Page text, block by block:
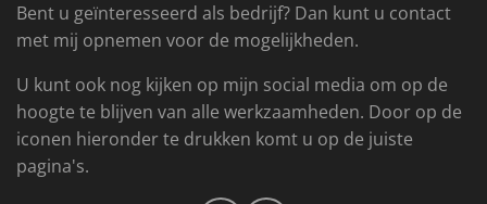
Bent u geïnteresseerd als bedrijf? Dan kunt u contact
met mij opnemen voor de mogelijkheden.
U kunt ook nog kijken op mijn social media om op de
hoogte te blijven van alle werkzaamheden. Door op de
iconen hieronder te drukken komt u op de juiste
pagina's.